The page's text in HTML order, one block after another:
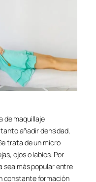
de maquillaje
añadir densidad,
trata de un micro
ojos o labios. Por
sea más popular entre
constante formación